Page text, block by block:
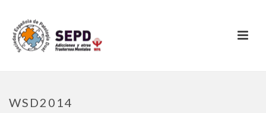
WSD2014